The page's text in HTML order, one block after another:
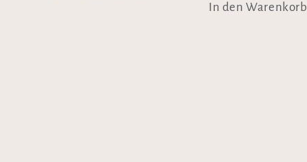
In den Warenkorb